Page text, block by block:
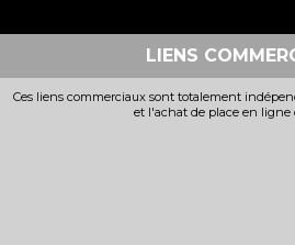
LIENS
Ces liens commerciaux sont totalement
et l'achat de place en ligne